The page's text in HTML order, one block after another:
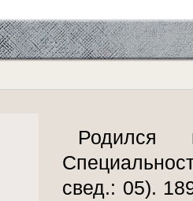
Родился
свед.: 05).